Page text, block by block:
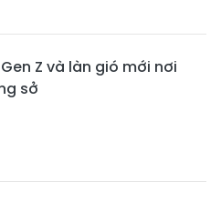
Gen Z và làn gió mới nơi
sở